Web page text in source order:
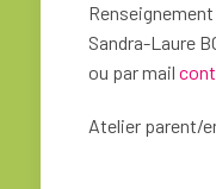
Sandra-Laure
ou par mail
Atelier parent/